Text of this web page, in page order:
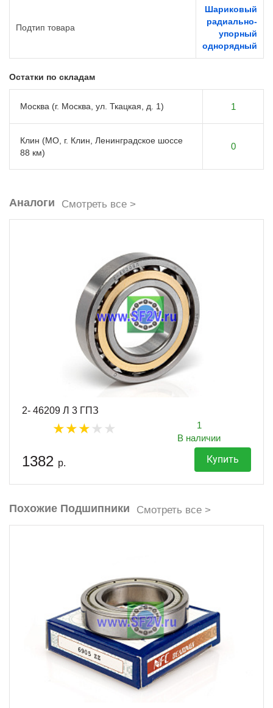
Подтип товара
Шариковый
радиально-
упорный
однорядный
Остатки по складам
Москва (г. Москва, ул. Ткацкая, д. 1) 1
Клин (МО, г. Клин, Ленинградское шоссе
88 км)
0
Аналоги Смотреть все >
2- 46209 Л 3 ГПЗ
1
В наличии
1382 р. Купить
Похожие Подшипники Смотреть все >